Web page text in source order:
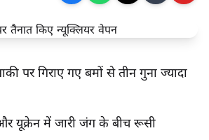
पर गिराए गए बमों से तीन गुना ज्यादा
यूक्रेन में जारी जंग के बीच रूसी